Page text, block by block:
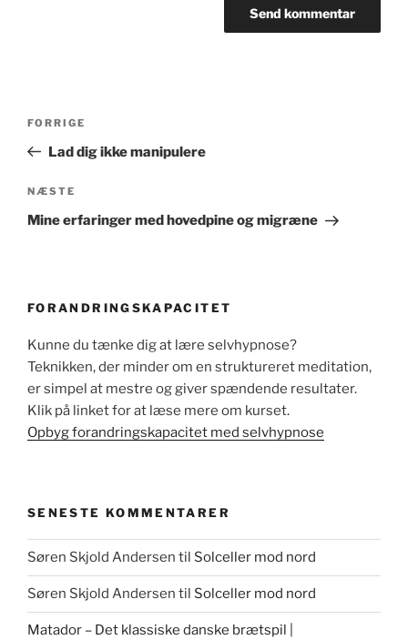
Forrige
indlæg
FORRIGE
Lad dig ikke manipulere
Næste
indlæg
NÆSTE
Mine erfaringer med hovedpine og migræne
FORANDRINGSKAPACITET
Kunne du tænke dig at lære selvhypnose?
Teknikken, der minder om en struktureret meditation,
er simpel at mestre og giver spændende resultater.
Klik på linket for at læse mere om kurset.
Opbyg forandringskapacitet med selvhypnose
SENESTE KOMMENTARER
Søren Skjold Andersen til Solceller mod nord
Søren Skjold Andersen til Solceller mod nord
Matador – Det klassiske danske brætspil |